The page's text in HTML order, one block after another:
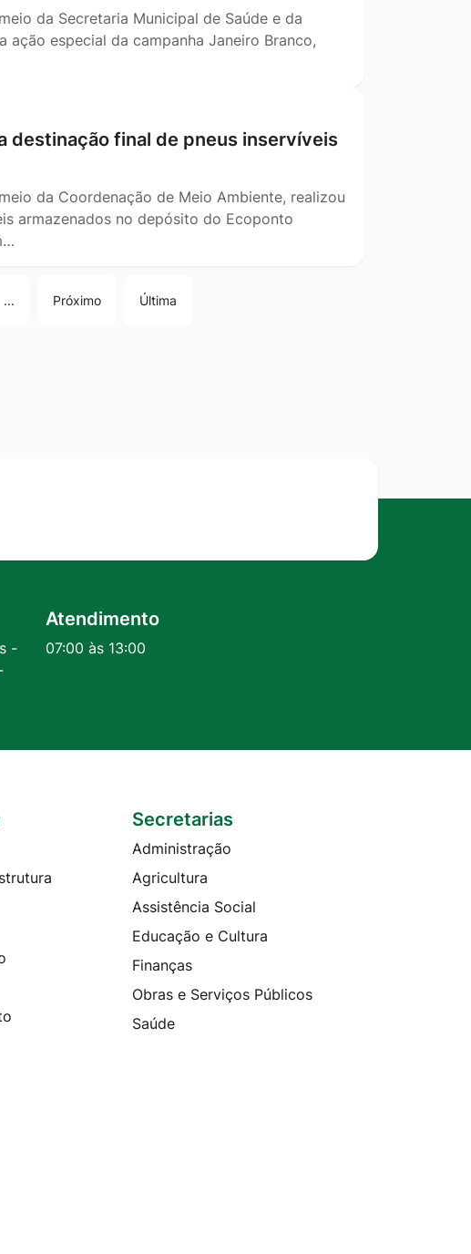
da Secretaria Municipal de Saúde e da
ação especial da campanha Janeiro Branco,
destinação final de pneus inservíveis
da Coordenação de Meio Ambiente, realizou
armazenados no depósito do Ecoponto
... Próximo Última
-
Atendimento
07:00 às 13:00
Secretarias
Administração
Agricultura
Assistência Social
Educação e Cultura
Finanças
Obras e Serviços Públicos
Saúde